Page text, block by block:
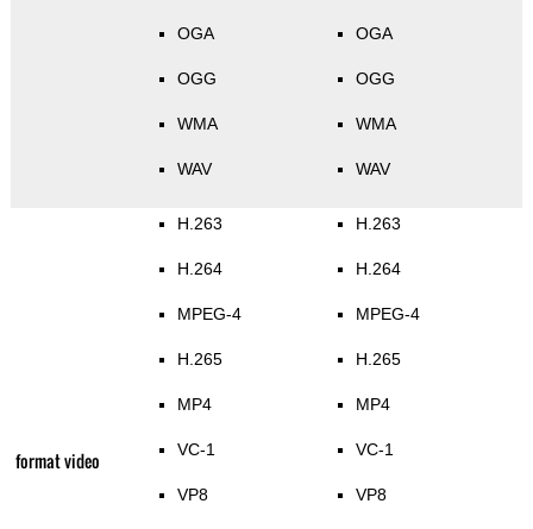
OGA
OGG
WMA
WAV
OGA
OGG
WMA
WAV
format video
H.263
H.264
MPEG-4
H.265
MP4
VC-1
VP8
H.263
H.264
MPEG-4
H.265
MP4
VC-1
VP8